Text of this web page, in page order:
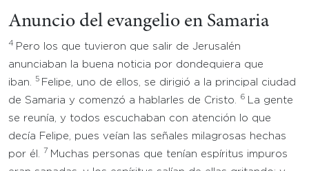
Anuncio del evangelio en Samaria
4 Pero los que tuvieron que salir de Jerusalén
anunciaban la buena noticia por dondequiera que
iban.
5 Felipe, uno de ellos, se dirigió a la principal ciudad
de Samaria y comenzó a hablarles de Cristo.
6
La gente
se reunía, y todos escuchaban con atención lo que
decía Felipe, pues veían las señales milagrosas hechas
por él.
7 Muchas personas que tenían espíritus impuros